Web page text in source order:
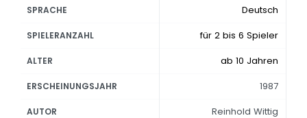
SPRACHE Deutsch
SPIELERANZAHL für 2 bis 6 Spieler
ALTER ab 10 Jahren
ERSCHEINUNGSJAHR 1987
AUTOR Reinhold Wittig